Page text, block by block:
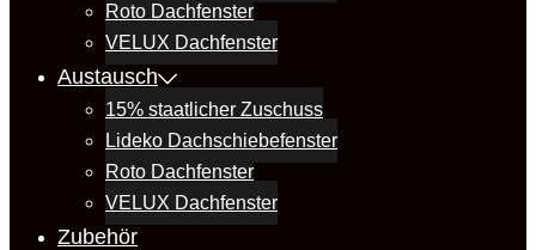
Roto Dachfenster
VELUX Dachfenster
Austausch
15% staatlicher Zuschuss
Lideko Dachschiebefenster
Roto Dachfenster
VELUX Dachfenster
Zubehör